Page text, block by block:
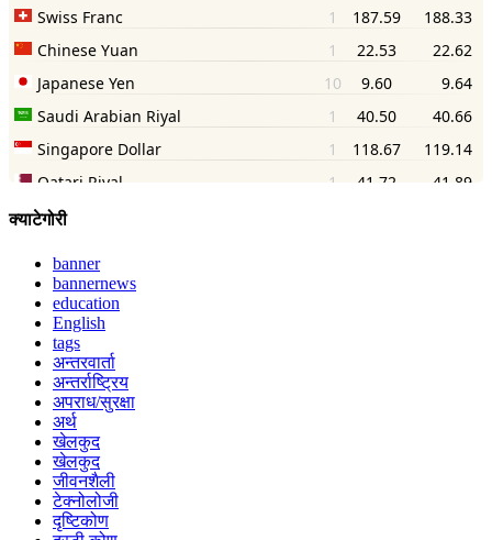
क्याटेगोरी
banner
bannernews
education
English
tags
अन्तरवार्ता
अन्तर्राष्ट्रिय
अपराध/सुरक्षा
अर्थ
खेलकुद
खेलकुद
जीवनशैली
टेक्नोलोजी
दृष्टिकोण